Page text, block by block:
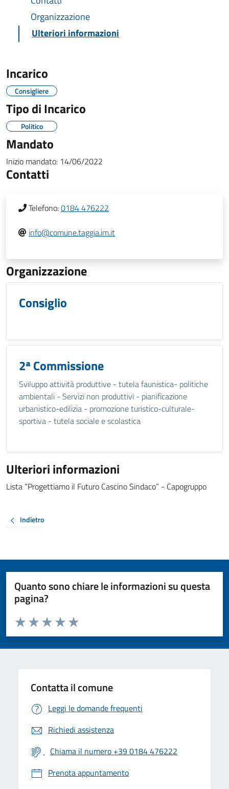
Organizzazione
Ulteriori informazioni
Incarico
Consigliere
Tipo di Incarico
Politico
Mandato
Inizio mandato: 14/06/2022
Contatti
Telefono:0184 476222
info@comune.taggia.im.it
Organizzazione
Consiglio
2ª Commissione
Sviluppo attività produttive - tutela faunistica- politiche
ambientali - Servizi non produttivi - pianificazione
urbanistico-edilizia - promozione turistico-culturale-
sportiva - tutela sociale e scolastica
Ulteriori informazioni
Lista “Progettiamo il Futuro Cascino Sindaco” - Capogruppo
Indietro
Quanto sono chiare le informazioni su questa
pagina?
Valuta da 1 a 5 stelle la pagina
Valuta 5 stelle su 5
Valuta 4 stelle su 5
Valuta 3 stelle su 5
Valuta 2 stelle su 5
Valuta 1 stelle su 5
Contatta il comune
Leggi le domande frequenti
Richiedi assistenza
Chiama il numero +39 0184 476222
Prenota appuntamento